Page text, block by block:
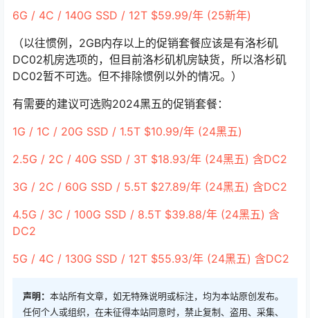
6G / 4C / 140G SSD / 12T $59.99/年 (25新年)
（以往惯例，2GB内存以上的促销套餐应该是有洛杉矶
DC02机房选项的，但目前洛杉矶机房缺货，所以洛杉矶
DC02暂不可选。但不排除惯例以外的情况。）
有需要的建议可选购2024黑五的促销套餐：
1G / 1C / 20G SSD / 1.5T $10.99/年 (24黑五)
2.5G / 2C / 40G SSD / 3T $18.93/年 (24黑五) 含DC2
3G / 2C / 60G SSD / 5.5T $27.89/年 (24黑五) 含DC2
4.5G / 3C / 100G SSD / 8.5T $39.88/年 (24黑五) 含
DC2
5G / 4C / 130G SSD / 12T $55.93/年 (24黑五) 含DC2
声明： 本站所有文章，如无特殊说明或标注，均为本站原创发布。
任何个人或组织，在未征得本站同意时，禁止复制、盗用、采集、